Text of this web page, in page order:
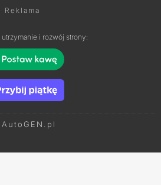
Reklama
utrzymanie i rozwój strony: